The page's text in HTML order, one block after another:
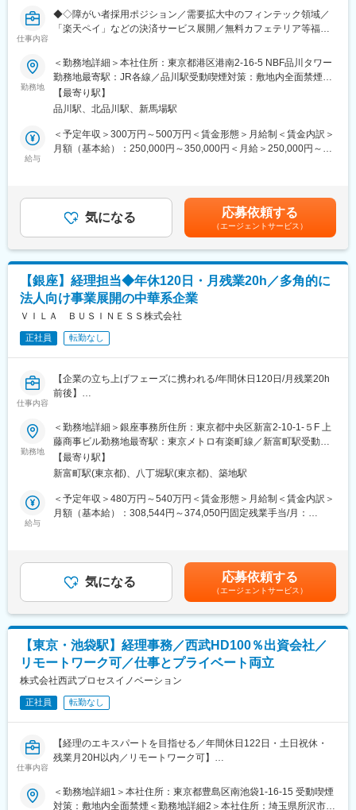
入社後はOJTを中心に実務を覚えていただきます。
研修中は老齢給付業務を中心に実践的なスキルを身につけていた
だき、その後他の給付業務についても少しずつ実務を経験しなが
易しい作業から難度の高い作業まで習得状況に合わせて段階的に
進めていき、1ヵ月～3ヵ月で簡単な裁定や事務作業、お客様対応
に慣れていただき、1年程度で全ての業務に対応できるよう、計画
的に成長をサポートします。
■魅力
ているため、達成感や充実感を感じられる業務です。また、習得
した知識は今後の人生に深く関わるものであるため、やりがいも
得られます。
●確定拠出年金に関する知識だけでなく、税法などの理解を深める
ことができます。
●顧客対応により「相手の理解度に話を合わせる」「伝えたい内容
を明確にする」力を身に付けることができます。
●複数の年金制度を考えることが多くなり、将来の資産形成につい
て学びやすい職場環境となっています。
や食事補助など福利厚生も充実し、長期的なキャリア形成が可能
です。
変更の範囲：会社の定める業務
仕事内容
◆◇障がい者採用ポジション／需要拡大中のフィンテック領域／
「楽天ペイ」などの決済サービス展開／無料カフェテリア等福利
■業務概要：
バックオフィス業務全般の推進・改善に纏わるサポート業務をお
任せ致します。
スタートはコーポレート本部 総合支援部に配属となり、ご自身の
適性・ご意向や評価に合わせ配属部門を検討していきます。
籍。また、ご希望に応じて、カウンセラーや産業医との面談も可
能です。
【多様なツールと働きやすい環境】
・チャットツール（Microsoft Teams、Viber）、ビデオ会議ツー
ル（Zoom、Microsoft Teams）が全社的に導入されており、就業
場所に関わらず、円滑なコミュニケーションが可能です。
・全フロアに昇降可能デスクが設置されており、好みの高さに調
節ができます。
・品川駅からオフィスまでは屋根の付いた歩行者用デッキで繋が
っており、階段やエスカレーターを使わずに通勤ができます。
【福利厚生】
・カフェテリア: 朝・昼・夜の3食を無料で提供しており、バラエ
美味しい食事を楽しめます。
変更の範囲：会社の定める業務
勤務地
＜勤務地詳細＞本社住所：東京都港区港南2-16-5 NBF品川タワー
勤務地最寄駅：JR各線／品川駅受動喫煙対策：敷地内全面禁煙変
更の範囲：会社の定める事業所（リモートワーク含む）
【最寄り駅】
品川駅、北品川駅、新馬場駅
給与
＜予定年収＞300万円～500万円＜賃金形態＞月給制＜賃金内訳＞
月額（基本給）：250,000円～350,000円＜月給＞250,000円～
を楽天ペイ残高で受取可）賃金はあくまでも目安の金額であり、
選考を通じて上下する可能性があります。月給(月額)は固定手当を
含めた表記です。
気になる 応募依頼する
（エージェントサービス）
【銀座】経理担当◆年休120日・月残業20h／多角的に
法人向け事業展開の中華系企業
ＶＩＬＡ ＢＵＳＩＮＥＳＳ株式会社
正社員 転勤なし
仕事内容
【企業の立ち上げフェーズに携われる/年間休日120日/月残業20h
前後】
■業務内容：
当社では新たに日本の中古自動車を海外へ輸出する事業に着手し
ています。
今回ご入社いただく方には、会社全体の会計業務と、輸出関連や
海外入金などの経理処理をメインで行っていただきます。
■働く環境
∟ワークライフバランスが整う職場です。
金業を中心に不動産投資、M&A、建築資材等の総合貿易（輸出
入）や海外進出や経営コンサルティング等、幅広く事業運営を行
っています。
そのため景気変動リスクが少なく、より挑戦的な事業展開が可能
となっております。
（2）組織の立ち上げ段階に携われる
当社は2022年2月設立のため、あらゆる事業の立ち上げ・運営な
どが立ち上げ段階となります。そのためご入社後の方でも裁量を
持って組織を１から作り上げることが可能です。
従業員数は10名、社員の平均年齢は45歳前後と経験ある人材で構
勤務地
＜勤務地詳細＞銀座事務所住所：東京都中央区新富2-10-1-５F 上
藤商事ビル勤務地最寄駅：東京メトロ有楽町線／新富町駅受動喫
煙対策：敷地内全面禁煙
【最寄り駅】
新富町駅(東京都)、八丁堀駅(東京都)、築地駅
給与
＜予定年収＞480万円～540万円＜賃金形態＞月給制＜賃金内訳＞
月額（基本給）：308,544円～374,050円固定残業手当/月：
目安の金額であり、選考を通じて上下する可能性があります。月
給(月額)は固定手当を含めた表記です。
気になる 応募依頼する
（エージェントサービス）
【東京・池袋駅】経理事務／西武HD100％出資会社／
リモートワーク可／仕事とプライベート両立
株式会社西武プロセスイノベーション
正社員 転勤なし
仕事内容
【経理のエキスパートを目指せる／年間休日122日・土日祝休・
残業月20H以内／リモートワーク可】
■業務概要：
今回のポジションでは、入社後は株式会社西武プロセスイノベー
＜勤務地詳細1＞本社住所：東京都豊島区南池袋1-16-15 受動喫煙
対策：敷地内全面禁煙＜勤務地詳細2＞本社住所：埼玉県所沢市く